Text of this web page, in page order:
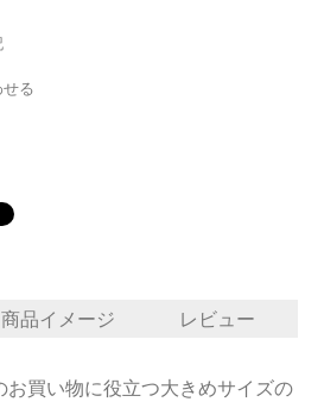
る
商品イメージ レビュー
お買い物に役立つ大きめサイズの